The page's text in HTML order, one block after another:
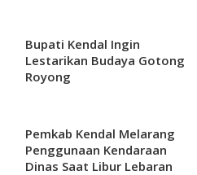
Bupati Kendal Ingin
Lestarikan Budaya Gotong
Royong
Pemkab Kendal Melarang
Penggunaan Kendaraan
Dinas Saat Libur Lebaran